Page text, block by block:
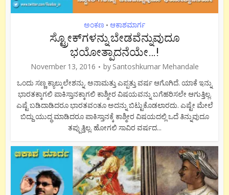
ಅಂಕಣ • ಆಕಾಶಮಾರ್ಗ
ಸ್ಟ್ರೋಕ್‍ಗಳನ್ನು ಬೇಡವೆನ್ನುವುದೂ
ಭಯೋತ್ಪಾದನೆಯೇ…!
November 13, 2016 by Santoshkumar Mehandale
ಒಂದು ಸಣ್ಣ ಕ್ಯಾಲ್ಕುಲೇಶನ್ನು. ಅನಾಮತ್ತು ಎಪ್ಪತ್ತು ವರ್ಷ ಆಗೊಗಿದೆ. ಯಾಕೆ ಇನ್ನು
ಭಾರತಕ್ಕಾಗಲಿ ಪಾಕಿಸ್ತಾನಕ್ಕಾಗಲಿ ಕಾಶ್ಮೀರ ವಿಷಯವನ್ನು ಬಗೆಹರಿಸಲೇ ಆಗುತ್ತಿಲ್ಲ.
ಎಷ್ಟೆ ಬಡಿದಾಡಿದರೂ ಭಾರತವಂತೂ ಅದನ್ನು ಬಿಟ್ಟುಕೊಡಲಾರದು. ಎಷ್ಟೇ ಮೇಲೆ
ಬಿದ್ದು ಯುದ್ಧ ಮಾಡಿದರೂ ಪಾಕಿಸ್ತಾನಕ್ಕೆ ಕಾಶ್ಮೀರ ವಿಷಯದಲ್ಲಿ ಒದೆ ತಿನ್ನುವುದೂ
ತಪ್ಪುತ್ತಿಲ್ಲ. ಹೋಗಲಿ ಸಾವಿರ ವರ್ಷದ...